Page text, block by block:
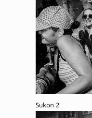
Sukon 2